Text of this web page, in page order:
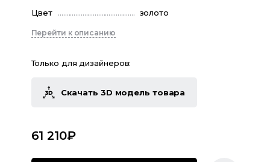
Цвет
золото
Перейти к описанию
Только для дизайнеров:
Скачать 3D модель товара
61 210₽